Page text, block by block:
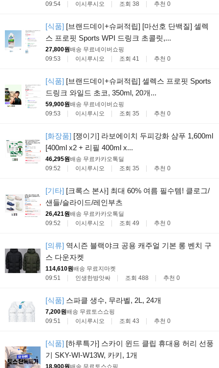
09:54
이시루시오 조회 38 추천 0
[식품] [브랜드데이+슈퍼적립] [마선호 단백질] 셀렉
스 프로핏 Sports WPI 드링크 초콜릿,...
27,800원배송 무료네이버쇼핑
09:53
이시루시오 조회 41 추천 0
[식품] [브랜드데이+슈퍼적립] 셀렉스 프로핏 Sports
드링크 와일드 초코, 350ml, 20개...
59,900원배송 무료네이버쇼핑
09:53
이시루시오 조회 35 추천 0
[화장품] [쟁이기] 라보에이치 두피강화 샴푸 1,600ml
[400ml x2 + 리필 400ml x...
46,295원배송 무료카카오톡딜
09:52
이시루시오 조회 35 추천 0
[기타] [크록스 본사] 최대 60% 여름 필수템! 클로그/
샌들/슬라이드/레인부츠
26,421원배송 무료카카오톡딜
09:52
이시루시오 조회 49 추천 0
[의류] 역시즌 블랙야크 공용 캐주얼 기본 롱 벤치 구
스 다운자켓
114,610원배송 무료지마켓
09:51
인생한방앗싸 조회 488 추천 0
[식품] 스파클 생수, 무라벨, 2L, 24개
7,200원배송 무료토스쇼핑
09:51
이시루시오 조회 43 추천 0
[식품] [하루특가] 스카이 윈드 클립 휴대용 허리 선풍
기 SKY-WI-W13W, 카키, 1개